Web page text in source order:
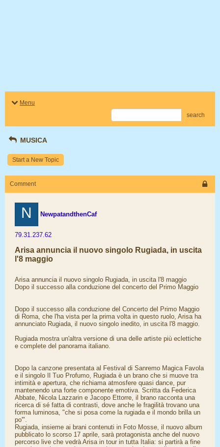
Menu
search
MUSICA
Start a New Topic
Comment
N NewpatandthenCaf
79.31.237.62
Arisa annuncia il nuovo singolo Rugiada, in uscita
l'8 maggio
Arisa annuncia il nuovo singolo Rugiada, in uscita l'8 maggio
Dopo il successo alla conduzione del concerto del Primo Maggio
Dopo il successo alla conduzione del Concerto del Primo Maggio
di Roma, che l'ha vista per la prima volta in questo ruolo, Arisa ha
annunciato Rugiada, il nuovo singolo inedito, in uscita l'8 maggio.
Rugiada mostra un'altra versione di una delle artiste più eclettiche
e complete del panorama italiano.
Dopo la canzone presentata al Festival di Sanremo Magica Favola
e il singolo Il Tuo Profumo, Rugiada è un brano che si muove tra
intimità e apertura, che richiama atmosfere quasi dance, pur
mantenendo una forte componente emotiva. Scritta da Federica
Abbate, Nicola Lazzarin e Jacopo Ettorre, il brano racconta una
ricerca di sé fatta di contrasti, dove anche le fragilità trovano una
forma luminosa, "che si posa come la rugiada e il mondo brilla un
po'".
Rugiada, insieme ai brani contenuti in Foto Mosse, il nuovo album
pubblicato lo scorso 17 aprile, sarà protagonista anche del nuovo
percorso live che vedrà Arisa in tour in tutta Italia: si partirà a fine